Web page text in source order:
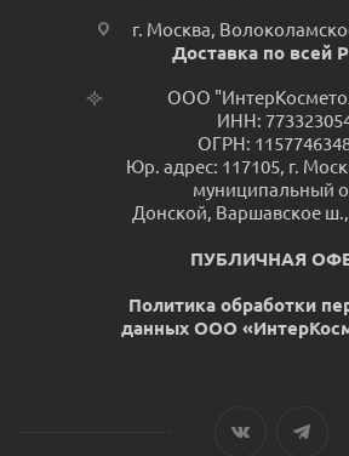
г. Москва,
Доставка по всей
ООО
ИНН:
ОГРН:
Юр. адрес: 117105, г.
муниципальный
Донской, Варшавское ш.,
ПУБЛИЧНАЯ
Политика обработки
данных ООО